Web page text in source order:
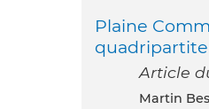
Plaine
quadripartite
Article
Martin